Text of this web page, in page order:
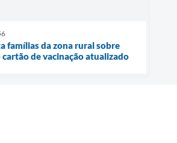
famílias da zona rural sobre
de vacinação atualizado